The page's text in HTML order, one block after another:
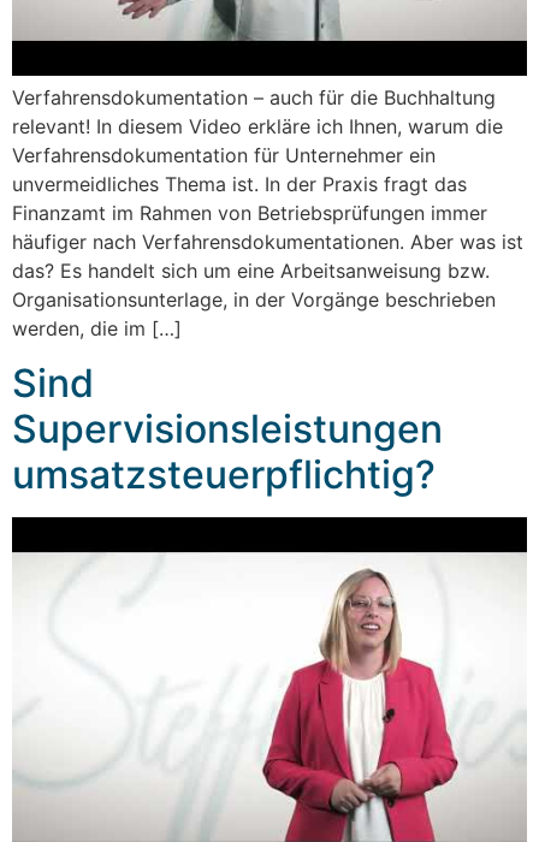
Verfahrensdokumentation – auch für die Buchhaltung
relevant! In diesem Video erkläre ich Ihnen, warum die
Verfahrensdokumentation für Unternehmer ein
unvermeidliches Thema ist. In der Praxis fragt das
Finanzamt im Rahmen von Betriebsprüfungen immer
häufiger nach Verfahrensdokumentationen. Aber was ist
das? Es handelt sich um eine Arbeitsanweisung bzw.
Organisationsunterlage, in der Vorgänge beschrieben
werden, die im […]
Sind
Supervisionsleistungen
umsatzsteuerpflichtig?